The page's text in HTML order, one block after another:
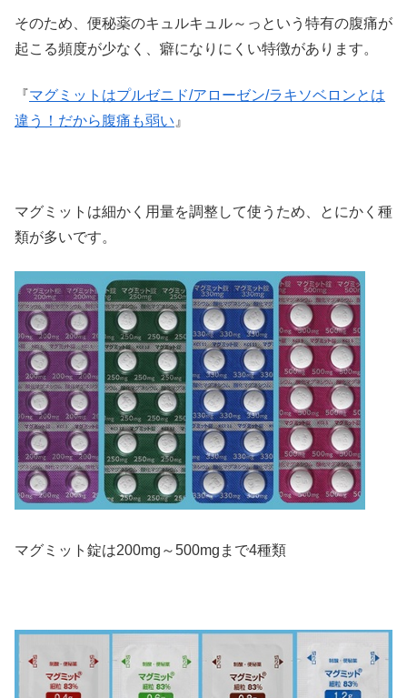
そのため、便秘薬のキュルキュル～っという特有の腹痛が
起こる頻度が少なく、癖になりにくい特徴があります。
『マグミットはプルゼニド/アローゼン/ラキソベロンとは
違う！だから腹痛も弱い 』
マグミットは細かく用量を調整して使うため、とにかく種
類が多いです。
マグミット錠は200mg～500mgまで4種類